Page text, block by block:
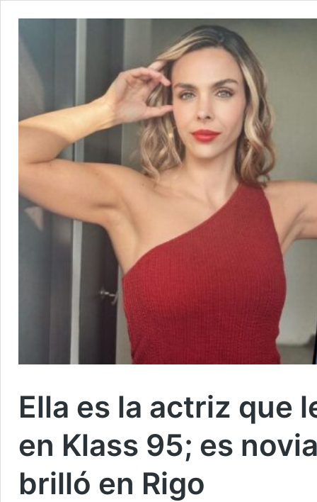
Ella es la actriz que
en Klass 95; es
brilló en Rigo